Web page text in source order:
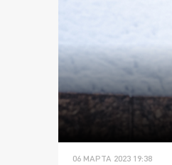
06 МАРТА 2023 19:38